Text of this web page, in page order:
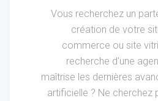
Vous recherchez un
création de votre
commerce ou site
recherche d'une
maîtrise les dernières
artificielle ? Ne cherchez